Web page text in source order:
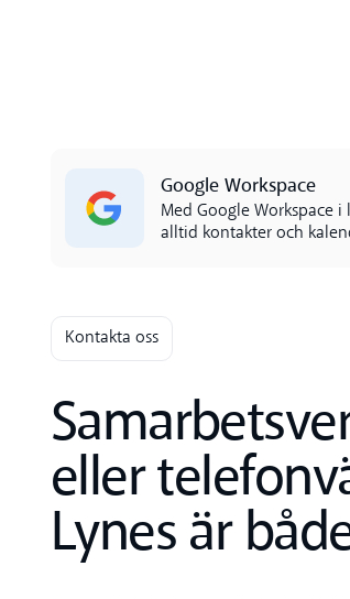
Google Workspace
Med Google Workspace i
alltid kontakter och
Kontakta oss
eller
Lynes är